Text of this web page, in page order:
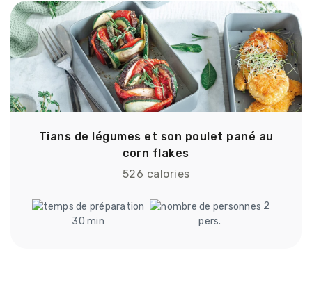
Tians de légumes et son poulet pané au
corn flakes
526 calories
30 min
2
pers.